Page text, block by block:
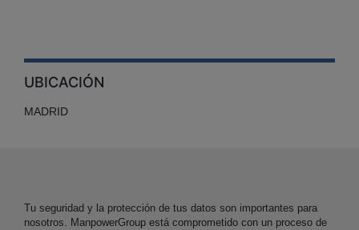
UBICACIÓN
MADRID
Tu seguridad y la protección de tus datos son importantes para
nosotros. ManpowerGroup está comprometido con un proceso de